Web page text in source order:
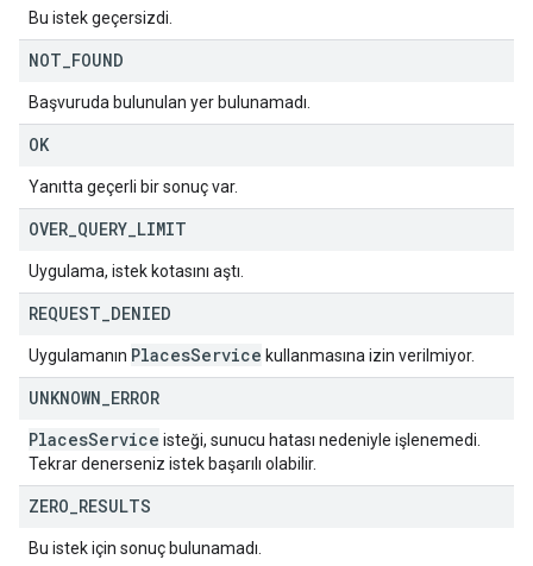
Bu istek geçersizdi.
NOT FOUND
Başvuruda bulunulan yer bulunamadı.
OK
Yanıtta geçerli bir sonuç var.
OVER QUERY LIMIT
Uygulama, istek kotasını aştı.
REQUEST DENIED
Uygulamanın PlacesService kullanmasına izin verilmiyor.
UNKNOWN ERROR
PlacesService isteği, sunucu hatası nedeniyle işlenemedi.
Tekrar denerseniz istek başarılı olabilir.
ZERO RESULTS
Bu istek için sonuç bulunamadı.